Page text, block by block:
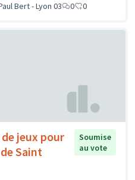
Bert - Lyon 03
0 0
jeux pour
Saint
Soumise
au vote